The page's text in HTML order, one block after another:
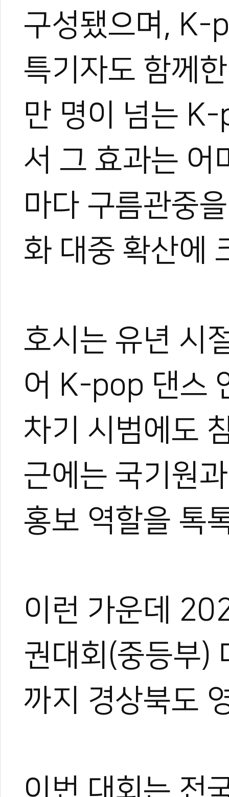
구성됐으며, K-
특기자도 함께
만 명이 넘는
서 그 효과는 어
마다 구름관중
화 대중 확산에
호시는 유년 시
어 K-pop 댄스
차기 시범에도
근에는 국기원
홍보 역할을 톡
이런 가운데
권대회(중등부)
까지 경상북도
이번 대회는 전